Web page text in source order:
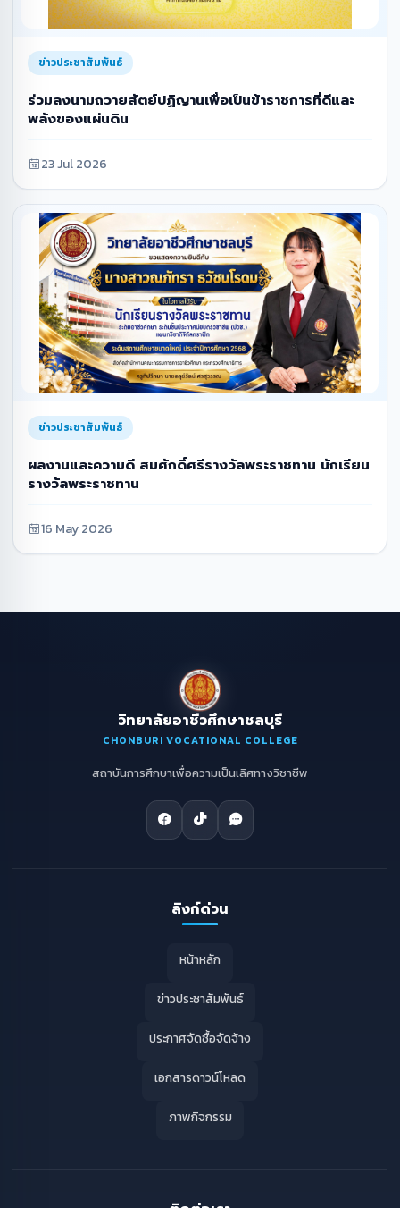
ข่าวประชาสัมพันธ์
ร่วมลงนามถวายสัตย์ปฏิญานเพื่อเป็นข้าราชการที่ดีและ
พลังของแผ่นดิน
23 Jul 2026
ข่าวประชาสัมพันธ์
ผลงานและความดี สมศักดิ์ศรีรางวัลพระราชทาน นักเรียน
รางวัลพระราชทาน
16 May 2026
วิทยาลัยอาชีวศึกษาชลบุรี
CHONBURI VOCATIONAL COLLEGE
สถาบันการศึกษาเพื่อความเป็นเลิศทางวิชาชีพ
ลิงก์ด่วน
หน้าหลัก
ข่าวประชาสัมพันธ์
ประกาศจัดซื้อจัดจ้าง
เอกสารดาวน์โหลด
ภาพกิจกรรม